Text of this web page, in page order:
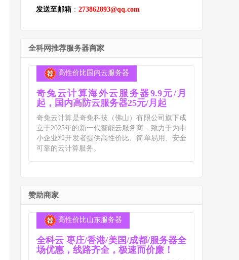
发送至邮箱 ： 273862893@qq.com
全科网推荐服务器商家
高性价比国内云服务器
奇兔云计算海外云服务器9.9元/月
起，国内高防云服务器25元/月起
奇兔云计算是奇兔科技（佛山）有限公司旗下成
立于2025年的新一代智能云服务商，致力于为中
小企业和开发者提供高性价比、简单易用、安全
可靠的云计算服务。
赞助商家
高性价比山东服务器
全科云 枣庄/香港/美国/成都/服务器全
场优惠，线路齐全，极速而价廉！